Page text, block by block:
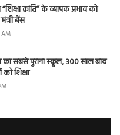
क्रांति” के व्यापक प्रभाव को
बैंस
सबसे पुराना स्कूल, 300 साल बाद
को शिक्षा